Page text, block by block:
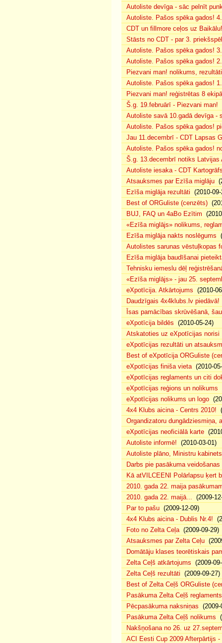
Autoliste devīga - sāc pelnīt
Autoliste. Pašos spēka gados!
CDT un fillmore ceļos uz Baikālu!
Stāsts no CDT - par 3.
Autoliste. Pašos spēka gados!
Autoliste. Pašos spēka gados!
Piezvani man! nolikums,
Autoliste. Pašos spēka gados!
Piezvani man! reģistrētas 8
Š.g. 19.februārī - Piezvani man!
Autoliste savā 10.gadā devīga -
Autoliste. Pašos spēka gados!
Jau 11.decembrī - CDT Lapsas
Autoliste. Pašos spēka gados!
Š.g. 13.decembrī notiks Latvijas
Autoliste iesaka - CDT
Atsauksmes par Ezīša miglāju
Ezīša miglāja rezultāti (2010-
Best of ORGuliste (cenzēts)
BUJ, FAQ un 4aBo Ezītim
«Ezīša miglājs» nolikums,
Ezīša miglāja nakts noslēgums
Autolistes sarunas vēstuļkopas
Ezīša miglāja baudīšanai
Tehnisku iemeslu dēļ
«Ezīša miglājs» - jau 25.
eXpotīcija. Atkārtojums (2010-
Daudzīgais 4x4klubs.lv piedāvā!
Īsas pamācības skrūvēšanā,
eXpotīcija bildēs (2010-05-24)
Atskatoties uz eXpotīcijas norisi
eXpotīcijas rezultāti un
Best of eXpotīcija ORGuliste
eXpotīcijas finiša vieta(2010-
eXpotīcijas reglaments un citi
eXpotīcijas reģions un nolikums
eXpotīcijas nolikums un logo
4x4 Klubs aicina - Centrs 2010!
Organdizatoru dungādziesmiņa,
eXpotīcijas neoficiālā karte
Autoliste informē! (2010-03-01)
Autoliste plāno, Ministru
Darbs pie pasākuma
Kā atVILCEENI Polārlapsu ķert
2010. gada 22. maija
2010. gada 22. maijā... (2009-
Par to pašu (2009-12-09)
4x4 Klubs aicina - Dublis Nr.4!
Foto no Zelta Ceļa(2009-09-29)
Atsauksmes par Zelta Ceļu
Domātāju klases teorētiskais
Zelta Ceļš atkārtojums (2009-
Zelta Ceļš rezultāti (2009-09-27)
Best of Zelta Ceļš ORGuliste
Pasākuma Zelta Ceļš reglaments
Pēcpasākuma naksniņas (2009-
Pasākuma Zelta Ceļš nolikums
Nakšņošana no 26. uz
ACI Eesti Cup 2009 Afterpārtijs -